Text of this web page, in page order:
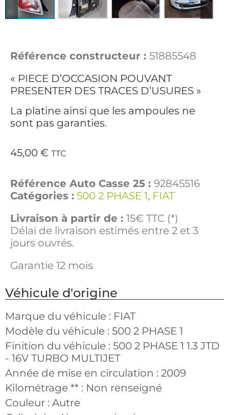
Référence constructeur : 51885548
« PIECE D’OCCASION POUVANT
PRESENTER DES TRACES D’USURES »
La platine ainsi que les ampoules ne
sont pas garanties.
45,00 € TTC
Référence Auto Casse 25 : 92845516
Catégories : 500 2 PHASE 1, FIAT
Livraison à partir de : 15€ TTC (*)
Délai de livraison estimés entre 2 et 3
jours ouvrés.
Garantie 12 mois
Véhicule d'origine
Marque du véhicule : FIAT
Modèle du véhicule : 500 2 PHASE 1
Finition du véhicule : 500 2 PHASE 1 1.3 JTD
- 16V TURBO MULTIJET
Année de mise en circulation : 2009
Kilométrage ** : Non renseigné
Couleur : Autre